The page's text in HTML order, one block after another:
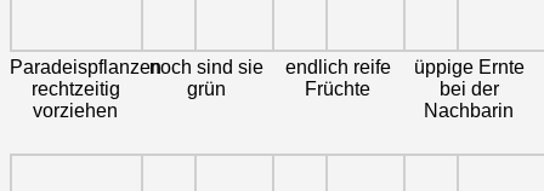
Paradeispflanzen
rechtzeitig
vorziehen
noch sind sie
grün
endlich reife
Früchte
üppige Ernte
bei der
Nachbarin